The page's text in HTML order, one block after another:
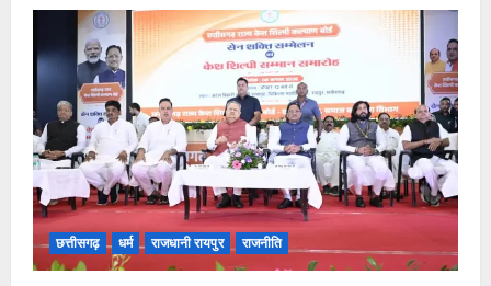
छत्तीसगढ़ धर्म राजधानी रायपुर राजनीति